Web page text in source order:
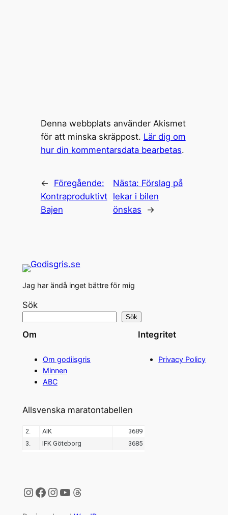
Denna webbplats använder Akismet
för att minska skräppost. Lär dig om
hur din kommentarsdata bearbetas.
←
Föregående:
Kontraproduktivt
Bajen
Nästa: Förslag på
lekar i bilen
önskas
→
Jag har ändå inget bättre för mig
Sök
Sök
Om
Om godiisgris
Minnen
ABC
Integritet
Privacy Policy
Allsvenska maratontabellen
Instagram
Facebook
Instagram
YouTube
Threads